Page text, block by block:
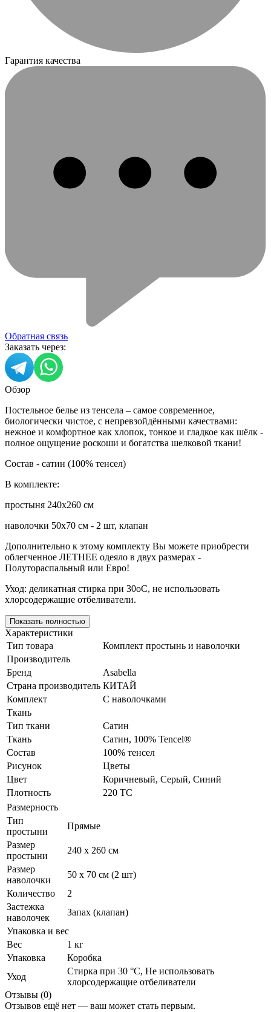
Гарантия качества
Обратная связь
Заказать через:
Обзор
Постельное белье из тенсела – самое современное,
биологически чистое, с непревзойдёнными качествами:
нежное и комфортное как хлопок, тонкое и гладкое как шёлк -
полное ощущение роскоши и богатства шелковой ткани!
Состав - сатин (100% тенсел)
В комплекте:
простыня 240х260 см
наволочки 50х70 см - 2 шт, клапан
Дополнительно к этому комплекту Вы можете приобрести
облегченное ЛЕТНЕЕ одеяло в двух размерах -
Полутораспальный или Евро!
Уход: деликатная стирка при 30оС, не использовать
хлорсодержащие отбеливатели.
Показать полностью
Характеристики
Тип товара
Комплект простынь и наволочки
Производитель
Бренд
Asabella
Страна производитель КИТАЙ
Комплект
С наволочками
Ткань
Тип ткани
Сатин
Ткань
Сатин, 100% Tencel®
Состав
100% тенсел
Рисунок
Цветы
Цвет
Коричневый, Серый, Синий
Плотность
220 ТС
Размерность
Тип
простыни
Прямые
Размер
простыни
240 х 260 см
Размер
наволочки
50 х 70 см (2 шт)
Количество
2
Застежка
наволочек
Запах (клапан)
Упаковка и вес
Вес
1 кг
Упаковка
Коробка
Уход
Стирка при 30 °С, Не использовать
хлорсодержащие отбеливатели
Отзывы (0)
Отзывов ещё нет — ваш может стать первым.